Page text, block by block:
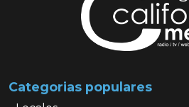
Categorias populares